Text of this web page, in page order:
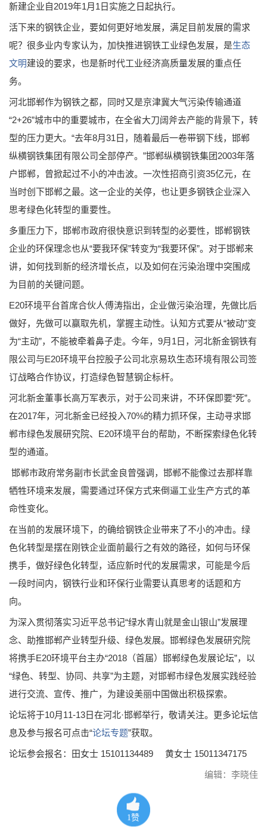
新建企业自2019年1月1日实施之日起执行。
活下来的钢铁企业，要如何更好地发展，满足目前发展的需求
呢？很多业内专家认为，加快推进钢铁工业绿色发展，是生态
文明建设的要求，也是新时代工业经济高质量发展的重点任
务。
河北邯郸作为钢铁之都，同时又是京津冀大气污染传输通道
“2+26”城市中的重要城市，在全省大刀阔斧去产能的背景下，转
型的压力更大。“去年8月31日，随着最后一卷带钢下线，邯郸
纵横钢铁集团有限公司全部停产。”邯郸纵横钢铁集团2003年落
户邯郸，曾掀起过不小的冲击波。一次性招商引资35亿元，在
当时创下邯郸之最。这一企业的关停，也让更多钢铁企业深入
思考绿色化转型的重要性。
多重压力下，邯郸市政府很快意识到转型的必要性，邯郸钢铁
企业的环保理念也从“要我环保”转变为“我要环保”。对于邯郸来
讲，如何找到新的经济增长点，以及如何在污染治理中突围成
为目前的关键问题。
E20环境平台首席合伙人傅涛指出，企业做污染治理，先做比后
做好，先做可以赢取先机，掌握主动性。认知方式要从“被动”变
为“主动”，不能被牵着鼻子走。今年，9月1日，河北新金钢铁有
限公司与E20环境平台控股子公司北京易玖生态环境有限公司签
订战略合作协议，打造绿色智慧钢企标杆。
河北新金董事长高万军表示，对于公司来讲，不环保即要“死”。
在2017年，河北新金已经投入70%的精力抓环保，主动寻求邯
郸市绿色发展研究院、E20环境平台的帮助，不断探索绿色化转
型的通道。
邯郸市政府常务副市长武金良曾强调，邯郸不能像过去那样靠
牺牲环境来发展，需要通过环保方式来倒逼工业生产方式的革
命性变化。
在当前的发展环境下，的确给钢铁企业带来了不小的冲击。绿
色化转型是摆在刚铁企业面前最行之有效的路径，如何与环保
携手，做好绿色化转型，适应新时代的发展需求，可能是今后
一段时间内，钢铁行业和环保行业需要认真思考的话题和方
向。
为深入贯彻落实习近平总书记“绿水青山就是金山银山”发展理
念、助推邯郸产业转型升级、绿色发展。邯郸绿色发展研究院
将携手E20环境平台主办“2018（首届）邯郸绿色发展论坛”，以
“绿色、转型、协同、共享”为主题，对邯郸市绿色发展实践经验
进行交流、宣传、推广，为建设美丽中国做出积极探索。
论坛将于10月11-13日在河北·邯郸举行，敬请关注。更多论坛信
息及参与报名可点击“论坛专题”获取。
论坛参会报名：田女士 15101134489 黄女士 15011347175
编辑：李晓佳
1 赞